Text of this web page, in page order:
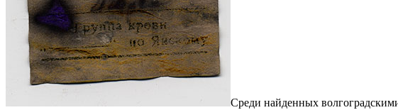
Среди найденных